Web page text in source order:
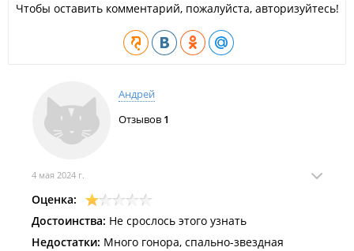
Чтобы оставить комментарий, пожалуйста, авторизуйтесь!
Андрей
Отзывов 1
4 мая 2024 г.
Оценка:
Достоинства: Не срослось этого узнать
Недостатки: Много гонора, спально-звездная